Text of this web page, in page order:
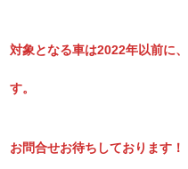
対象となる車は2022年以前に
す。
お問合せお待ちしております！